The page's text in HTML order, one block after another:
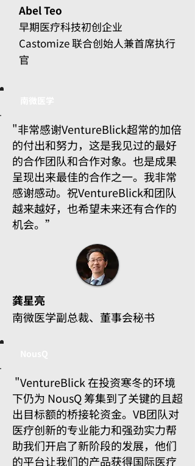
Abel Teo
早期医疗科技初创企业
Castomize​ 联合创始人兼首席执行
官
"非常感谢VentureBlick超常的加倍
的付出和努力，这是我见过的最好
的合作团队和合作对象。也是成果
呈现出来最佳的合作之一。我非常
感谢感动。祝VentureBlick和团队
越来越好，也希望未来还有合作的
机会。”
龚星亮
南微医学副总裁、董事会秘书
"VentureBlick 在投资寒冬的环境
下仍为 NousQ 筹集到了关键的且超
出目标额的桥接轮资金。VB团队对
医疗创新的专业能力和强劲实力帮
助我们开启了新阶段的发展，他们
的平台让我们的产品获得国际医疗